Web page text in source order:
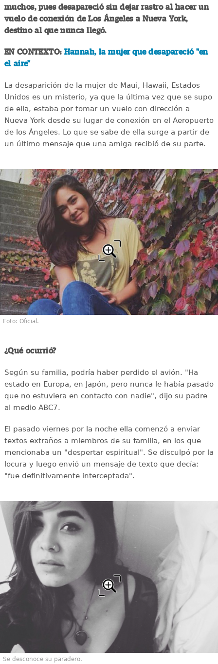
muchos, pues desapareció sin dejar rastro al hacer un
vuelo de conexión de Los Ángeles a Nueva York,
destino al que nunca llegó.
EN CONTEXTO: Hannah, la mujer que desapareció "en
el aire"
La desaparición de la mujer de Maui, Hawaii, Estados
Unidos es un misterio, ya que la última vez que se supo
de ella, estaba por tomar un vuelo con dirección a
Nueva York desde su lugar de conexión en el Aeropuerto
de los Ángeles. Lo que se sabe de ella surge a partir de
un último mensaje que una amiga recibió de su parte.
Foto: Oficial.
¿Qué ocurrió?
Según su familia, podría haber perdido el avión. "Ha
estado en Europa, en Japón, pero nunca le había pasado
que no estuviera en contacto con nadie", dijo su padre
al medio ABC7.
El pasado viernes por la noche ella comenzó a enviar
textos extraños a miembros de su familia, en los que
mencionaba un "despertar espiritual". Se disculpó por la
locura y luego envió un mensaje de texto que decía:
"fue definitivamente interceptada".
Se desconoce su paradero.